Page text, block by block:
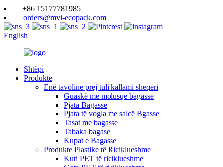
+86 15177781985
orders@mvi-ecopack.com
English
Shtëpi
Produkte
Enë tavoline prej tuli kallami sheqeri
Guaskë me molusqe bagasse
Pjata Bagasse
Pjata të vogla me salcë Bgasse
Tasat me bagasse
Tabaka bagase
Kupat e Bagasse
Produkte Plastike të Riciklueshme
Kuti PET të riciklueshme